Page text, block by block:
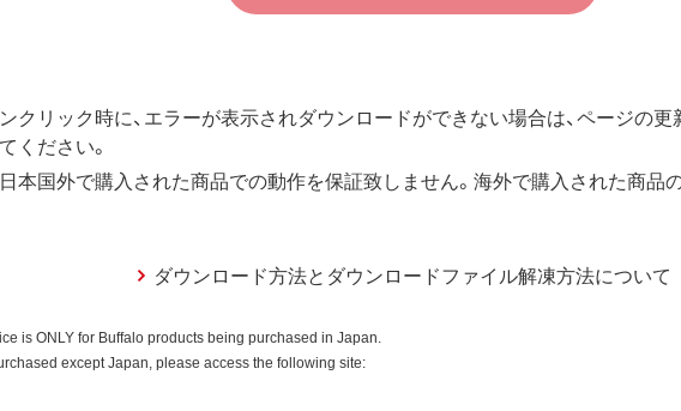
クリック時に、エラーが表示されダウンロードができない場合は、ページの更
ください。
本国外で購入された商品での動作を保証致しません。海外で購入された商品
ダウンロード方法とダウンロードファイル解凍方法について
is ONLY for Buffalo products being purchased in Japan.
except Japan, please access the following site: